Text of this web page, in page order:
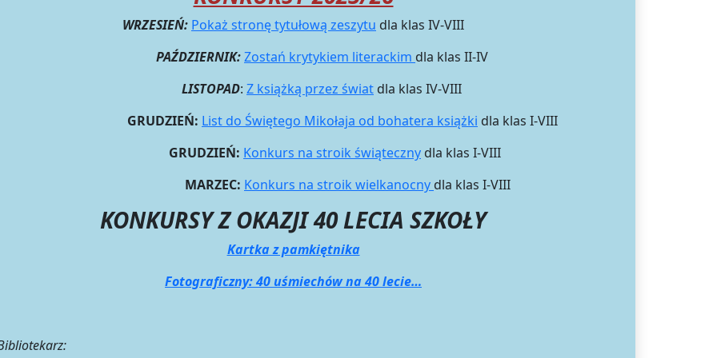
WRZESIEŃ: Pokaż stronę tytułową zeszytu dla klas IV-VIII
PAŹDZIERNIK:Zostań krytykiem literackim dla klas II-IV
LISTOPAD: Z książką przez świat dla klas IV-VIII
GRUDZIEŃ: List do Świętego Mikołaja od bohatera książki dla klas I-VIII
GRUDZIEŃ: Konkurs na stroik świąteczny dla klas I-VIII
MARZEC: Konkurs na stroik wielkanocny dla klas I-VIII
KONKURSY Z OKAZJI 40 LECIA SZKOŁY
Kartka z pamkiętnika
Fotograficzny: 40 uśmiechów na 40 lecie…